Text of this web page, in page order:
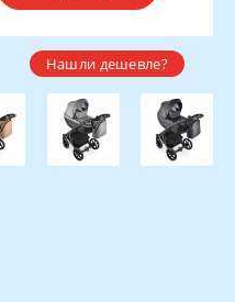
Нашли дешевле?